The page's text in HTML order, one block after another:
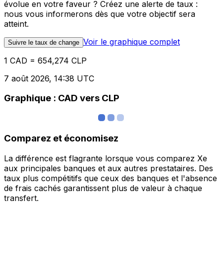
évolue en votre faveur ? Créez une alerte de taux :
nous vous informerons dès que votre objectif sera
atteint.
Suivre le taux de change Voir le graphique complet
1 CAD = 654,274 CLP
7 août 2026, 14:38 UTC
Graphique : CAD vers CLP
Comparez et économisez
La différence est flagrante lorsque vous comparez Xe
aux principales banques et aux autres prestataires. Des
taux plus compétitifs que ceux des banques et l'absence
de frais cachés garantissent plus de valeur à chaque
transfert.